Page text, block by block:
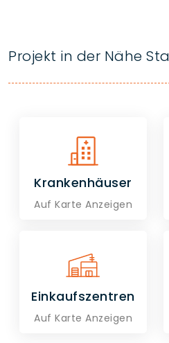
Projekt in der Nähe
Krankenhäuser
Auf Karte Anzeigen
Einkaufszentren
Auf Karte Anzeigen